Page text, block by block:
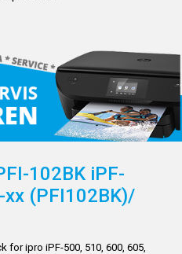
102BK iPF-
xx (PFI102BK)/
for ipro iPF-500, 510, 600, 605,